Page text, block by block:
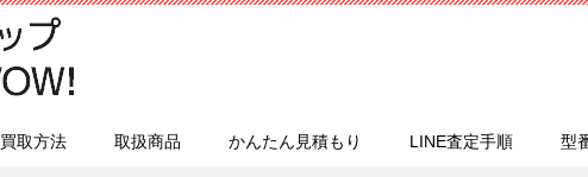
買取方法 取扱商品 かんたん見積もり LINE査定手順 型